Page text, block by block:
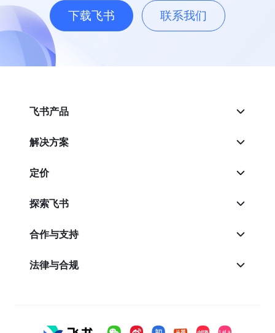
下载飞书 联系我们
飞书产品
解决方案
定价
探索飞书
合作与支持
法律与合规